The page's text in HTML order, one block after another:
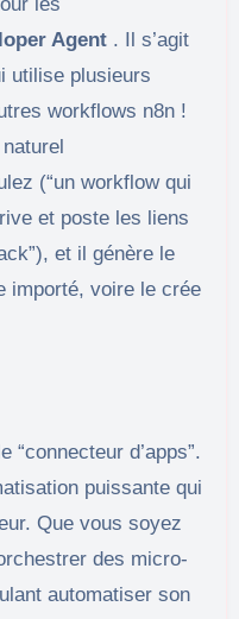
Agent. Il s’agit
utilise plusieurs
workflows n8n !
(“un workflow qui
et poste les liens
et il génère le
importé, voire le crée
“connecteur d’apps”.
puissante qui
Que vous soyez
des micro-
automatiser son